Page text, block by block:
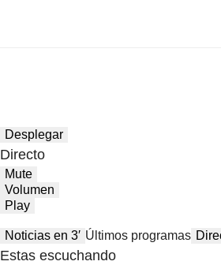
Desplegar
Directo
Mute
Volumen
Play
Noticias en 3′ Últimos programas
Estas escuchando